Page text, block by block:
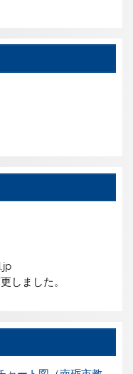
ました。